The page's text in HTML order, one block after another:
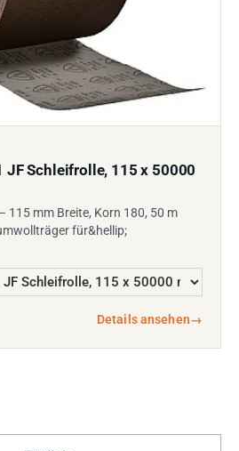
JF Schleifrolle, 115 x 50000
115 mm Breite, Korn 180, 50 m
für&hellip;
Details ansehen→